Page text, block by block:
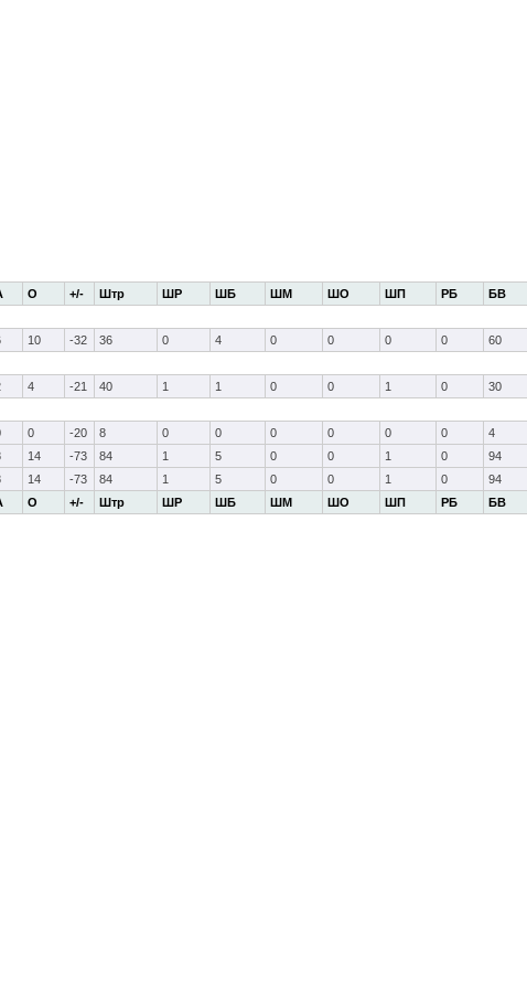
О +/- Штр ШР ШБ ШМ ШО ШП РБ БВ
О +/- Штр ШР ШБ ШМ ШО ШП РБ БВ
10 -32 36 0 4 0 0 0 0 60
4 -21 40 1 1 0 0 1 0 30
0 -20 8 0 0 0 0 0 0 4
14 -73 84 1 5 0 0 1 0 94
14 -73 84 1 5 0 0 1 0 94